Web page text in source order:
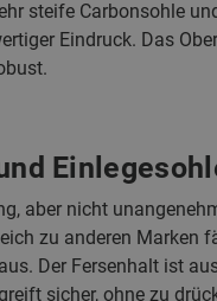
steife Carbonsohle
Eindruck. Das
aber nicht
zu anderen Marken
Der Fersenhalt ist
sicher, ohne zu